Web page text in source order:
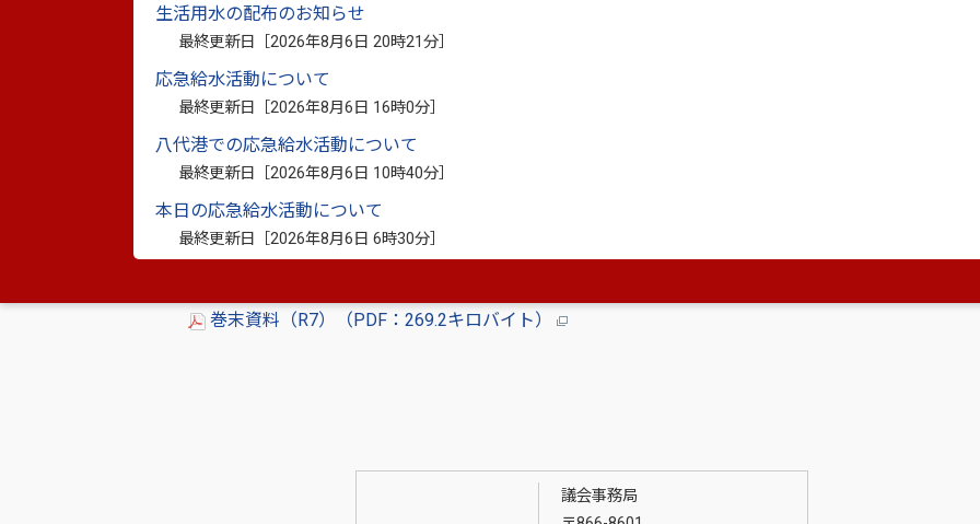
生活用水の配布のお知らせ
最終更新日［2026年8月6日 20時21分
応急給水活動について
最終更新日［2026年8月6日 16時0分
八代港での応急給水活動について
最終更新日［2026年8月6日 10時40分
本日の応急給水活動について
最終更新日［2026年8月6日 6時30分
08.環境（R7）（PDF：989.4キロバイト）
09.健康福祉（R7）（PDF：2.48メガバイト）
10.産業経済（R7）（PDF：2.19メガバイト）
11.建設（R7）（PDF：2.5メガバイト）
12.教育（R7）（PDF：1.27メガバイト）
巻末資料（R7）（PDF：269.2キロバイト）
議会事務局